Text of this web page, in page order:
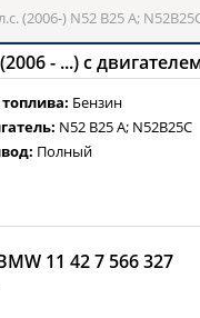
(2006-) N52 B25 A;
- ...) с
Бензин
N52 B25 A; N52B25C
Полный
11 42 7 566 327